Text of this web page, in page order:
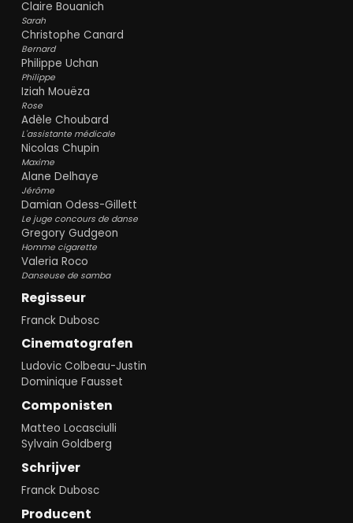
Claire Bouanich
Sarah
Christophe Canard
Bernard
Philippe Uchan
Philippe
Iziah Mouëza
Rose
Adèle Choubard
L'assistante médicale
Nicolas Chupin
Maxime
Alane Delhaye
Jérôme
Damian Odess-Gillett
Le juge concours de danse
Gregory Gudgeon
Homme cigarette
Valeria Roco
Danseuse de samba
Regisseur
Franck Dubosc
Cinematografen
Ludovic Colbeau-Justin
Dominique Fausset
Componisten
Matteo Locasciulli
Sylvain Goldberg
Schrijver
Franck Dubosc
Producent